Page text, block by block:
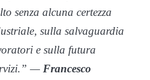
senza alcuna certezza
sulla salvaguardia
e sulla futura
— Francesco